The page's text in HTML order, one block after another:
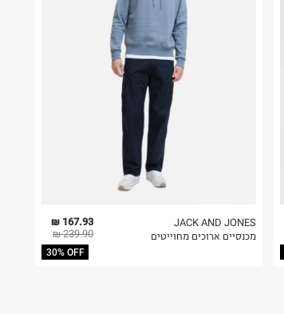
167.93 ₪
239.90 ₪
30% OFF
JACK AND JONES
מכנסיים ארוכים מחוייטים